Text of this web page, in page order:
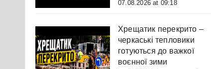
07.08.2026 at 09:18
Хрещатик перекрито –
черкаські тепловики
готуються до важкої
воєнної зими